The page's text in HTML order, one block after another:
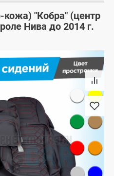
кожа) "Кобра" (центр
Нива до 2014 г.